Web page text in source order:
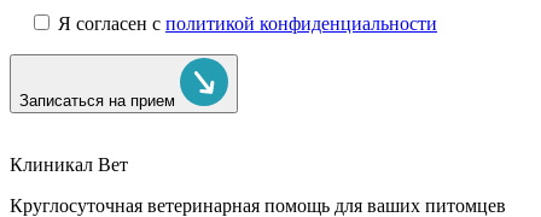
Я согласен с политикой конфиденциальности
Записаться на прием
Клиникал Вет
Круглосуточная ветеринарная помощь для ваших питомцев